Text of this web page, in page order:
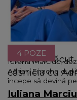
Iuliana Marciuc,
Adrian Enache
începe să devină
4 POZE
Vedeta a
căsnicia cu
Iuliana